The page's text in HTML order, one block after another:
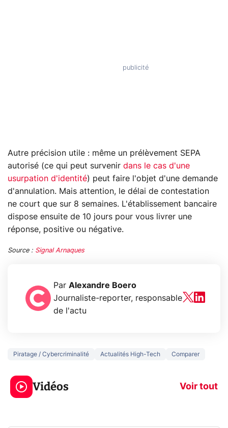
Autre précision utile : même un prélèvement SEPA
autorisé (ce qui peut survenir dans le cas d'une
usurpation d'identité) peut faire l'objet d'une demande
d'annulation. Mais attention, le délai de contestation
ne court que sur 8 semaines. L'établissement bancaire
dispose ensuite de 10 jours pour vous livrer une
réponse, positive ou négative.
Source : Signal Arnaques
Par Alexandre Boero
Journaliste-reporter, responsable
de l'actu
Piratage / Cybercriminalité Actualités High-Tech Comparer
Vidéos Voir tout
3 écrans en 1 pour
319€ ? Voici L'AOC
CQ32G4ZA !
5
prochaine